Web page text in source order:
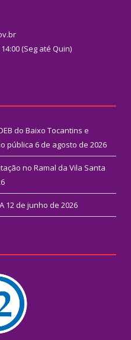
(Seg até Quin)
do Baixo Tocantins e
pública 6 de agosto de 2026
no Ramal da Vila Santa
12 de junho de 2026